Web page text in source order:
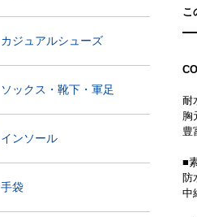
カジュアルシューズ
ソックス・靴下・軍足
インソール
手袋
こ
耐
胸
豊
■
防
中